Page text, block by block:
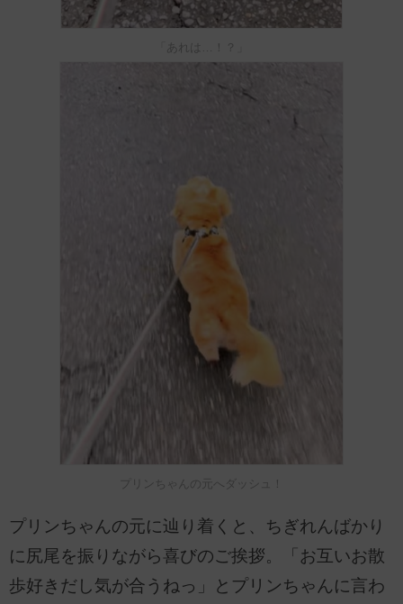
「あれは…！？」
プリンちゃんの元へダッシュ！
プリンちゃんの元に辿り着くと、ちぎれんばかり
に尻尾を振りながら喜びのご挨拶。「お互いお散
歩好きだし気が合うねっ」とプリンちゃんに言わ